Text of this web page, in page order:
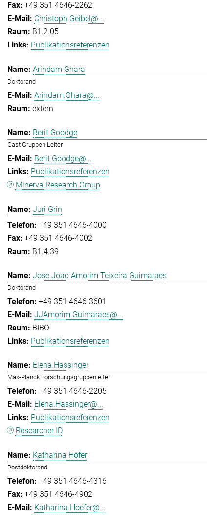
+49 351 4646-2262
Christoph.Geibel@...
B1.2.05
Publikationsreferenzen
Arindam Ghara
Doktorand
Arindam.Ghara@...
extern
Berit Goodge
Gast Gruppen Leiter
Berit.Goodge@...
Publikationsreferenzen
Minerva Research Group
Juri Grin
+49 351 4646-4000
+49 351 4646-4002
B1.4.39
Jose Joao Amorim Teixeira Guimaraes
Doktorand
+49 351 4646-3601
JJAmorim.Guimaraes@...
BIBO
Publikationsreferenzen
Elena Hassinger
Max-Planck Forschungsgruppenleiter
+49 351 4646-2205
Elena.Hassinger@...
Publikationsreferenzen
Researcher ID
Katharina Höfer
Postdoktorand
+49 351 4646-4316
+49 351 4646-4902
Katharina.Hoefer@...